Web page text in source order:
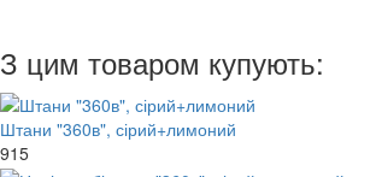
З цим товаром купують:
Штани "360в", сірий+лимоний
915